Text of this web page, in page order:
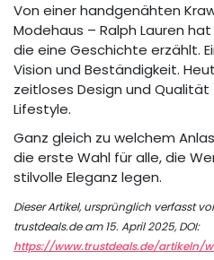
Von einer handgenähten
Modehaus – Ralph Lauren
die eine Geschichte erzählt.
Vision und Beständigkeit.
zeitloses Design und Qualität
Lifestyle.
Ganz gleich zu welchem
die erste Wahl für alle, die
stilvolle Eleganz legen.
Dieser Artikel, ursprünglich verfasst
trustdeals.de am 15. April 2025, DOI:
https://www.trustdeals.de/